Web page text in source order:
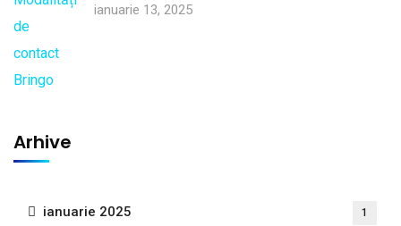
ianuarie 13, 2025
Arhive
ianuarie 2025 1